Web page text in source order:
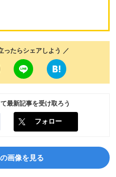
ったらシェアしよう ／
最新記事を受け取ろう
フォロー
画像を見る